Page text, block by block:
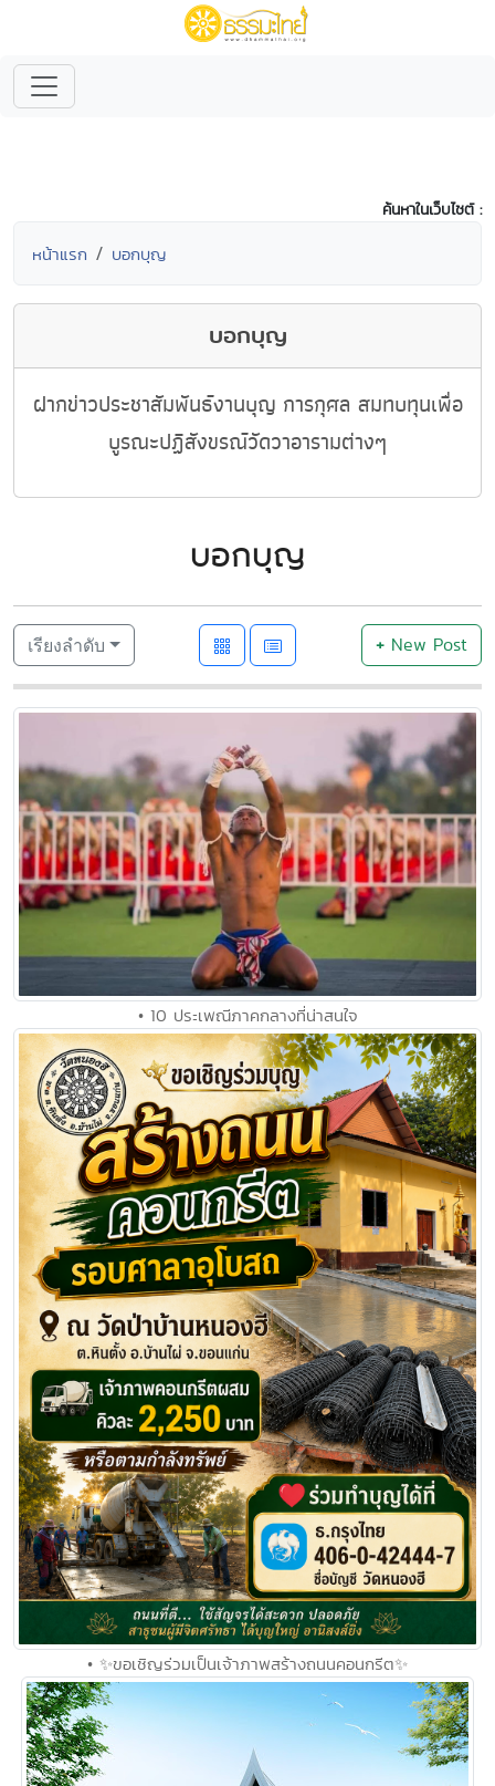
ค้นหาในเว็บไซต์ :
หน้าแรก บอกบุญ
บอกบุญ
ฝากข่าวประชาสัมพันธ์งานบุญ การกุศล สมทบทุนเพื่อ
บูรณะปฏิสังขรณ์วัดวาอารามต่างๆ
บอกบุญ
เรียงลำดับ +New Post
• 10 ประเพณีภาคกลางที่น่าสนใจ
• ✨ขอเชิญร่วมเป็นเจ้าภาพสร้างถนนคอนกรีต✨